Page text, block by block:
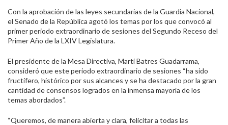
Con la aprobación de las leyes secundarias de la Guardia Nacional,
el Senado de la República agotó los temas por los que convocó al
primer periodo extraordinario de sesiones del Segundo Receso del
Primer Año de la LXIV Legislatura.
El presidente de la Mesa Directiva, Martí Batres Guadarrama,
consideró que este periodo extraordinario de sesiones “ha sido
fructífero, histórico por sus alcances y se ha destacado por la gran
cantidad de consensos logrados en la inmensa mayoría de los
temas abordados”.
“Queremos, de manera abierta y clara, felicitar a todas las